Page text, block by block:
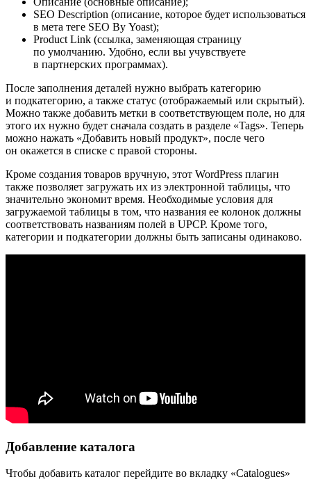
SEO Description (описание, которое будет использоваться
в мета теге SEO By Yoast);
Product Link (ссылка, заменяющая страницу
по умолчанию. Удобно, если вы учувствуете
в партнерских программах).
После заполнения деталей нужно выбрать категорию
и подкатегорию, а также статус (отображаемый или скрытый).
Можно также добавить метки в соответствующем поле, но для
этого их нужно будет сначала создать в разделе «Tags». Теперь
можно нажать «Добавить новый продукт», после чего
он окажется в списке с правой стороны.
Кроме создания товаров вручную, этот WordPress плагин
также позволяет загружать их из электронной таблицы, что
значительно экономит время. Необходимые условия для
загружаемой таблицы в том, что названия ее колонок должны
соответствовать названиям полей в UPCP. Кроме того,
категории и подкатегории должны быть записаны одинаково.
Добавление каталога
Чтобы добавить каталог перейдите во вкладку «Catalogues»